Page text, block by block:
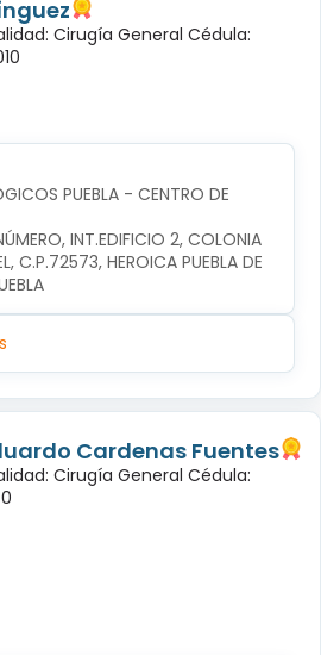
Cirugía General Cédula:
PUEBLA - CENTRO DE
INT.EDIFICIO 2, COLONIA
C.P.72573, HEROICA PUEBLA DE
Cardenas Fuentes
Cirugía General Cédula: